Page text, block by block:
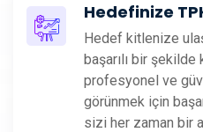
Hedefinize
Hedef kitlenize
başarılı bir şekilde
profesyonel ve
görünmek için
sizi her zaman bir